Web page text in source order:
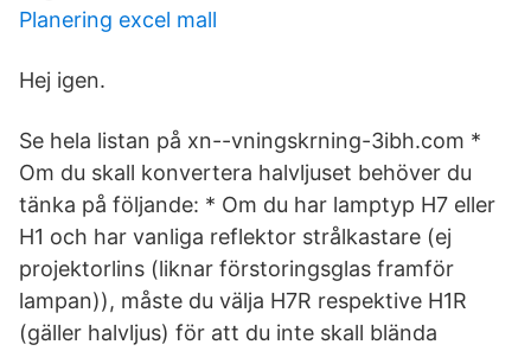
Planering excel mall
Hej igen.
Se hela listan på xn--vningskrning-3ibh.com *
Om du skall konvertera halvljuset behöver du
tänka på följande: * Om du har lamptyp H7 eller
H1 och har vanliga reflektor strålkastare (ej
projektorlins (liknar förstoringsglas framför
lampan)), måste du välja H7R respektive H1R
(gäller halvljus) för att du inte skall blända